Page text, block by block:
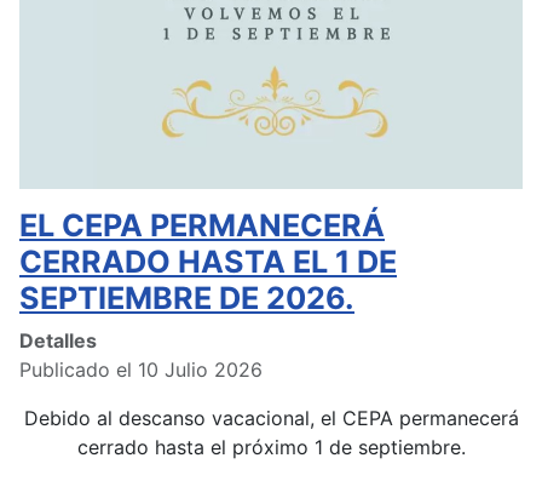
EL CEPA PERMANECERÁ
CERRADO HASTA EL 1 DE
SEPTIEMBRE DE 2026.
Detalles
Publicado el 10 Julio 2026
Debido al descanso vacacional, el CEPA permanecerá
cerrado hasta el próximo 1 de septiembre.